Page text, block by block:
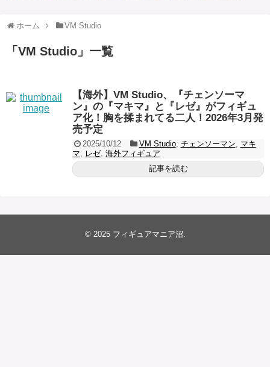
ホーム VM Studio
「 VM Studio 」 一覧
【海外】VM Studio、『チェンソーマ
ン』の『マキマ』と『レゼ』がフィギュ
ア化！胸を揉まれてる二人！2026年3月発
売予定
2025/10/12 VM Studio, チェンソーマン, マキ
マ, レゼ, 海外フィギュア
記事を読む
© 2025 フィギュアマニア沼.